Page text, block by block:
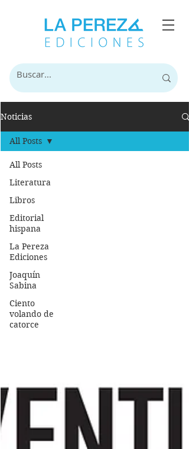
Noticias
All Posts
Literatura
Libros
Editorial
hispana
La Pereza
Ediciones
Joaquín
Sabina
Ciento
volando de
catorce
All Posts